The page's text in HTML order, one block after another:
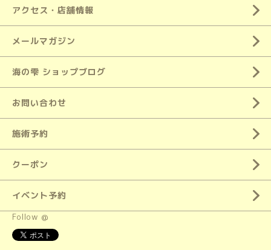
アクセス・店舗情報
メールマガジン
海の雫 ショップブログ
お問い合わせ
施術予約
クーポン
イベント予約
Follow @